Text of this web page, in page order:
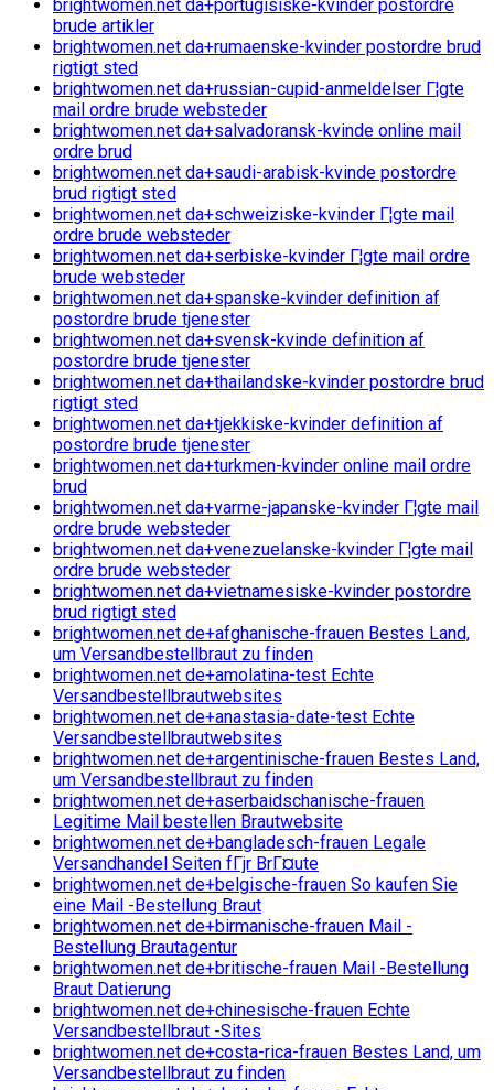
brightwomen.net da+portugisiske-kvinder postordre
brude artikler
brightwomen.net da+rumaenske-kvinder postordre brud
rigtigt sted
brightwomen.net da+russian-cupid-anmeldelser Г¦gte
mail ordre brude websteder
brightwomen.net da+salvadoransk-kvinde online mail
ordre brud
brightwomen.net da+saudi-arabisk-kvinde postordre
brud rigtigt sted
brightwomen.net da+schweiziske-kvinder Г¦gte mail
ordre brude websteder
brightwomen.net da+serbiske-kvinder Г¦gte mail ordre
brude websteder
brightwomen.net da+spanske-kvinder definition af
postordre brude tjenester
brightwomen.net da+svensk-kvinde definition af
postordre brude tjenester
brightwomen.net da+thailandske-kvinder postordre brud
rigtigt sted
brightwomen.net da+tjekkiske-kvinder definition af
postordre brude tjenester
brightwomen.net da+turkmen-kvinder online mail ordre
brud
brightwomen.net da+varme-japanske-kvinder Г¦gte mail
ordre brude websteder
brightwomen.net da+venezuelanske-kvinder Г¦gte mail
ordre brude websteder
brightwomen.net da+vietnamesiske-kvinder postordre
brud rigtigt sted
brightwomen.net de+afghanische-frauen Bestes Land,
um Versandbestellbraut zu finden
brightwomen.net de+amolatina-test Echte
Versandbestellbrautwebsites
brightwomen.net de+anastasia-date-test Echte
Versandbestellbrautwebsites
brightwomen.net de+argentinische-frauen Bestes Land,
um Versandbestellbraut zu finden
brightwomen.net de+aserbaidschanische-frauen
Legitime Mail bestellen Brautwebsite
brightwomen.net de+bangladesch-frauen Legale
Versandhandel Seiten fГјr BrГ¤ute
brightwomen.net de+belgische-frauen So kaufen Sie
eine Mail -Bestellung Braut
brightwomen.net de+birmanische-frauen Mail -
Bestellung Brautagentur
brightwomen.net de+britische-frauen Mail -Bestellung
Braut Datierung
brightwomen.net de+chinesische-frauen Echte
Versandbestellbraut -Sites
brightwomen.net de+costa-rica-frauen Bestes Land, um
Versandbestellbraut zu finden